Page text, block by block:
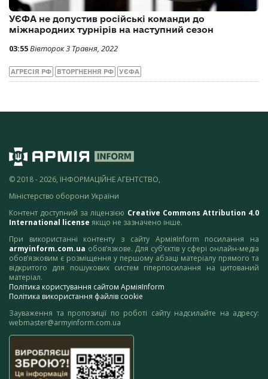
УЄФА не допустив російські команди до
міжнародних турнірів на наступний сезон
03:55Вівторок 3 Травня, 2022
АГРЕСІЯ РФ ВТОРГНЕННЯ РФ УЄФА
© 2018 - 2026, ІНФОРМАЦІЙНЕ АГЕНТСТВО,
Міністерство оборони України
Контент доступний за ліцензією Creative Commons Attribution 4.0
International license якщо не зазначено інше.
При використанні контенту з сайту АрміяInform посилання на
armyinform.com.ua обов’язкове. Для суб’єктів у сфері онлайн-медіа
обов’язковим є розміщення у першому абзаці матеріалу прямого та
відкритого для пошукових систем гіперпосилання на цитований
матеріал.
Політика користування сайтом АрміяInform
Політика використання файлів cookie
Зауваження та пропозиції по роботі сайту надсилайте на адресу:
webmaster@armyinform.com.ua